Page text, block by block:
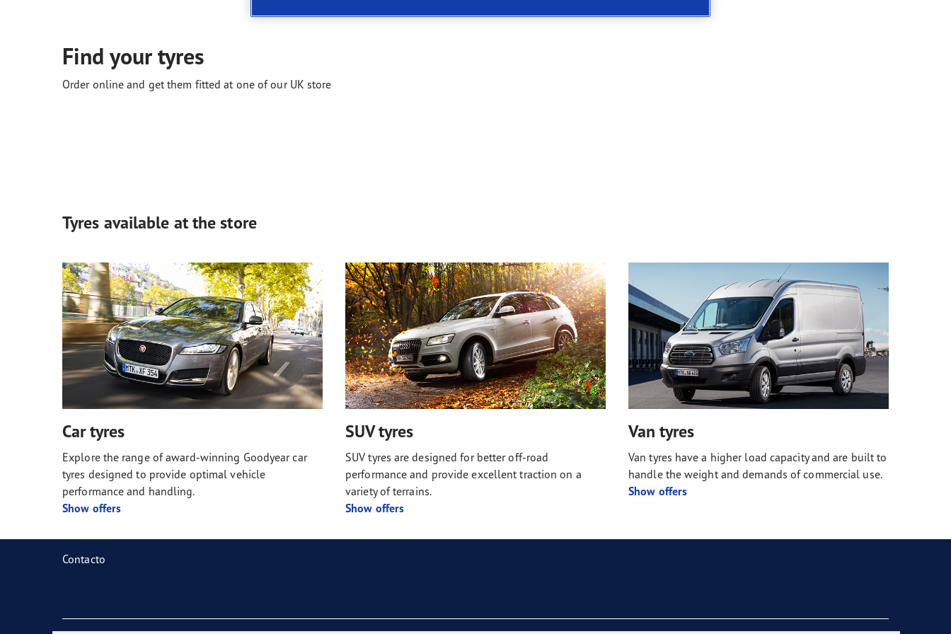
Find your tyres
Order online and get them fitted at one of our UK store
Tyres available at the store
Car tyres
Explore the range of award-winning Goodyear car
tyres designed to provide optimal vehicle
performance and handling.
Show offers
SUV tyres
SUV tyres are designed for better off-road
performance and provide excellent traction on a
variety of terrains.
Show offers
Van tyres
Van tyres have a higher load capacity and are built to
handle the weight and demands of commercial use.
Show offers
Contacto